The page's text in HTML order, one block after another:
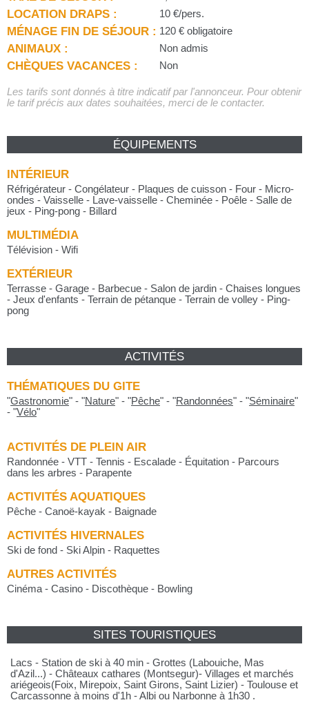
LOCATION DRAPS : 10 €/pers.
MÉNAGE FIN DE SÉJOUR : 120 € obligatoire
ANIMAUX : Non admis
CHÈQUES VACANCES : Non
Les tarifs sont donnés à titre indicatif par l'annonceur. Pour obtenir
le tarif précis aux dates souhaitées, merci de le contacter.
ÉQUIPEMENTS
INTÉRIEUR
Réfrigérateur - Congélateur - Plaques de cuisson - Four - Micro-
ondes - Vaisselle - Lave-vaisselle - Cheminée - Poêle - Salle de
jeux - Ping-pong - Billard
MULTIMÉDIA
Télévision - Wifi
EXTÉRIEUR
Terrasse - Garage - Barbecue - Salon de jardin - Chaises longues
- Jeux d'enfants - Terrain de pétanque - Terrain de volley - Ping-
pong
ACTIVITÉS
THÉMATIQUES DU GITE
"Gastronomie" - "Nature" - "Pêche" - "Randonnées" - "Séminaire"
- "Vélo"
ACTIVITÉS DE PLEIN AIR
Randonnée - VTT - Tennis - Escalade - Équitation - Parcours
dans les arbres - Parapente
ACTIVITÉS AQUATIQUES
Pêche - Canoë-kayak - Baignade
ACTIVITÉS HIVERNALES
Ski de fond - Ski Alpin - Raquettes
AUTRES ACTIVITÉS
Cinéma - Casino - Discothèque - Bowling
SITES TOURISTIQUES
Lacs - Station de ski à 40 min - Grottes (Labouiche, Mas
d'Azil...) - Châteaux cathares (Montsegur)- Villages et marchés
ariégeois(Foix, Mirepoix, Saint Girons, Saint Lizier) - Toulouse et
Carcassonne à moins d'1h - Albi ou Narbonne à 1h30 .